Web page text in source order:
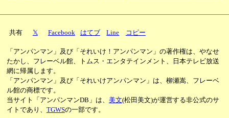
共有 𝕏 Facebook はてブ Line コピー
「アンパンマン」及び「それいけ！アンパンマン」の著作権は、やなせ
たかし、フレーベル館、トムス・エンタテインメント、日本テレビ放送
網に帰属します。
「アンパンマン」及び「それいけアンパンマン」は、柳瀬嵩、フレーベ
ル館の商標です。
当サイト「アンパンマンDB」は、 美文(松田美文)が運営する非公式のサ
イトであり、 TGWSの一部です。